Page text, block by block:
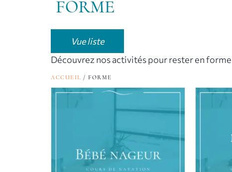
FORME
Vue liste
Découvrez nos activités pour rester en
ACCUEIL / FORME